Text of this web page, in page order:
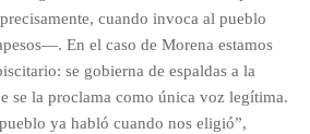
cuando invoca al pueblo
En el caso de Morena estamos
se gobierna de espaldas a la
se la proclama como única voz legítima.
ya habló cuando nos eligió”,